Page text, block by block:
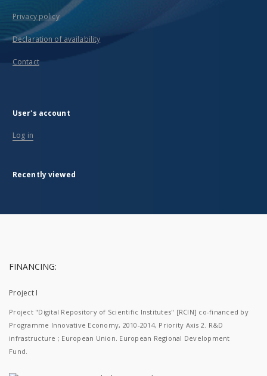
Privacy policy
Declaration of availability
Contact
User's account
Log in
Recently viewed
FINANCING:
Project I
Project "Digital Repository of Scientific Institutes" [RCIN] co-financed by
Programme Innovative Economy, 2010-2014, Priority Axis 2. R&D
infrastructure ; European Union. European Regional Development
Fund.